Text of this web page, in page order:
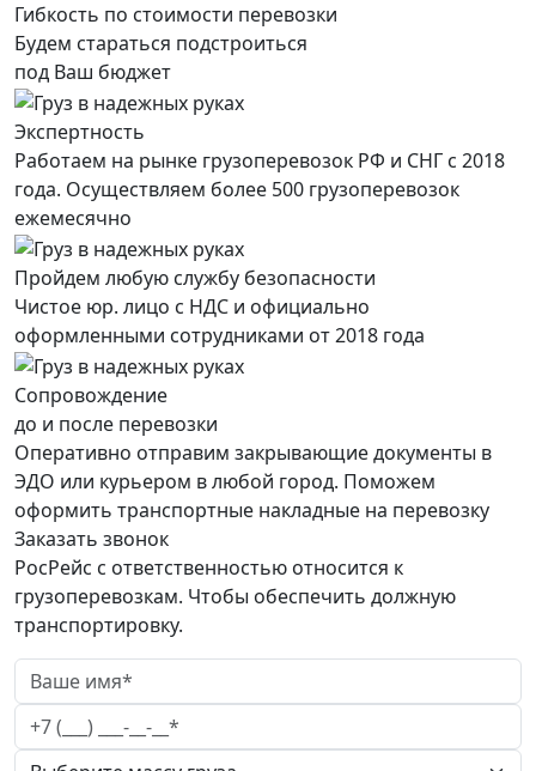
Гибкость по стоимости перевозки
Будем стараться подстроиться
под Ваш бюджет
Экспертность
Работаем на рынке грузоперевозок РФ и СНГ с 2018
года. Осуществляем более 500 грузоперевозок
ежемесячно
Пройдем любую службу безопасности
Чистое юр. лицо с НДС и официально
оформленными сотрудниками от 2018 года
Сопровождение
до и после перевозки
Оперативно отправим закрывающие документы в
ЭДО или курьером в любой город. Поможем
оформить транспортные накладные на перевозку
Заказать звонок
РосРейс с ответственностью относится к
грузоперевозкам. Чтобы обеспечить должную
транспортировку.